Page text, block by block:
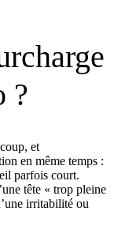
?
et
en même temps :
parfois court.
tête « trop pleine
irritabilité ou